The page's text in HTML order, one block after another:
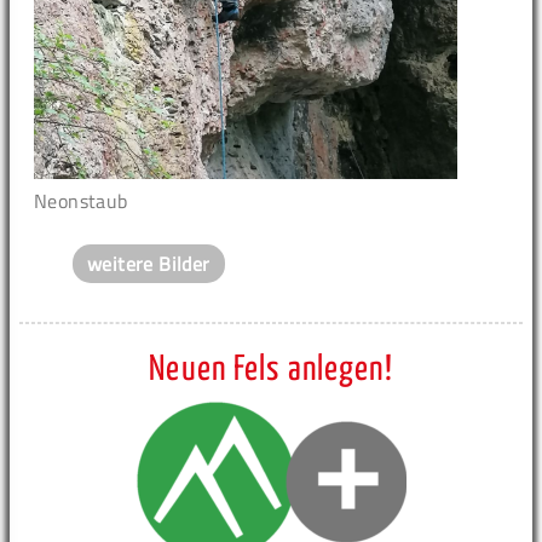
Neonstaub
weitere Bilder
Neuen Fels anlegen!